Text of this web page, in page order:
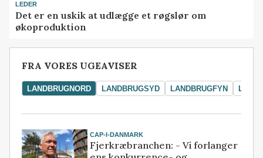
LEDER
Det er en uskik at udlægge et røgslør om
økoproduktion
FRA VORES UGEAVISER
LANDBRUGNORD LANDBRUGSYD LANDBRUGFYN
CAP-I-DANMARK
Fjerkræbranchen: - Vi forlanger